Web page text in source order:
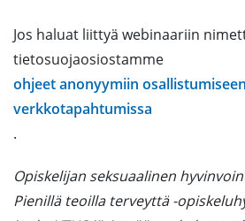
Jos haluat liittyä webinaariin
tietosuojaosiostamme
ohjeet anonyymiin osallistumiseen
verkkotapahtumissa
.
Opiskelijan seksuaalinen
Pienillä teoilla terveyttä -